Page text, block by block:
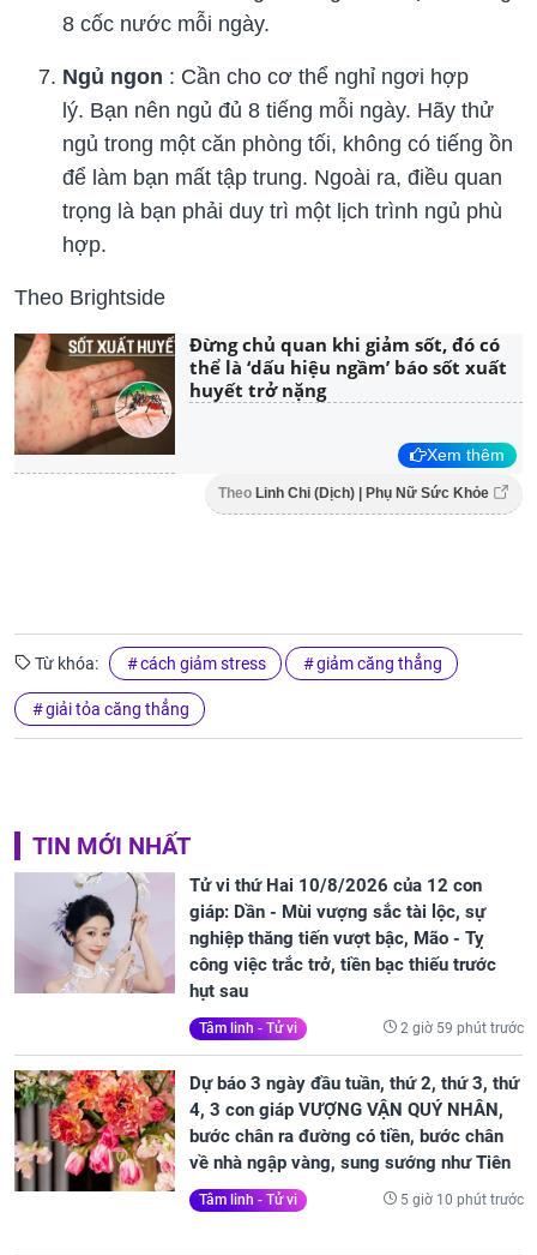
8 cốc nước mỗi ngày.
Ngủ ngon : Cần cho cơ thể nghỉ ngơi hợp
lý. Bạn nên ngủ đủ 8 tiếng mỗi ngày. Hãy thử
ngủ trong một căn phòng tối, không có tiếng ồn
để làm bạn mất tập trung. Ngoài ra, điều quan
trọng là bạn phải duy trì một lịch trình ngủ phù
hợp.
Theo Brightside
Đừng chủ quan khi giảm sốt, đó có
thể là ‘dấu hiệu ngầm’ báo sốt xuất
huyết trở nặng
Xem thêm
Theo Linh Chi (Dịch) | Phụ Nữ Sức Khỏe
Từ khóa: cách giảm stress giảm căng thẳng
giải tỏa căng thẳng
TIN MỚI NHẤT
Tử vi thứ Hai 10/8/2026 của 12 con
giáp: Dần - Mùi vượng sắc tài lộc, sự
nghiệp thăng tiến vượt bậc, Mão - Tỵ
công việc trắc trở, tiền bạc thiếu trước
hụt sau
Tâm linh - Tử vi 2 giờ 59 phút trước
Dự báo 3 ngày đầu tuần, thứ 2, thứ 3, thứ
4, 3 con giáp VƯỢNG VẬN QUÝ NHÂN,
bước chân ra đường có tiền, bước chân
về nhà ngập vàng, sung sướng như Tiên
Tâm linh - Tử vi 5 giờ 10 phút trước